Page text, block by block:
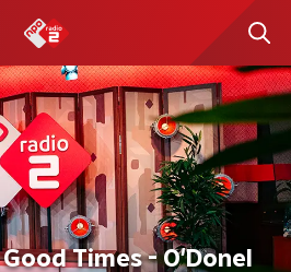
Times - O'Donel